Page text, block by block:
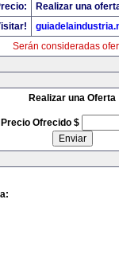
Realizar una
Serán consideradas
Realizar una Oferta
Precio Ofrecido $